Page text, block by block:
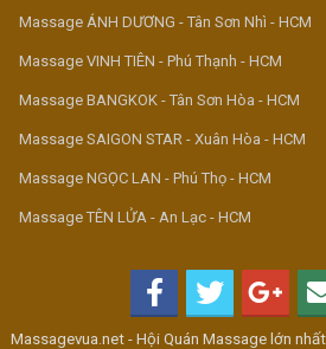
Massage ÁNH DƯƠNG - Tân Sơn Nhì - HCM
Massage VINH TIÊN - Phú Thạnh - HCM
Massage BANGKOK - Tân Sơn Hòa - HCM
Massage SAIGON STAR - Xuân Hòa - HCM
Massage NGỌC LAN - Phú Thọ - HCM
Massage TÊN LỬA - An Lạc - HCM
Massagevua.net - Hội Quán Massage lớn